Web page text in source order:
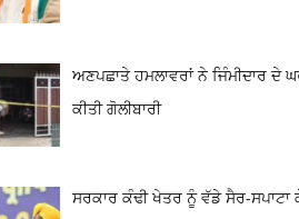
ਅਣਪਛਾਤੇ ਹਮਲਾਵਰਾਂ ਨੇ ਜਿੰਮੀਦਾਰ ਦੇ
ਕੀਤੀ ਗੋਲੀਬਾਰੀ
ਸਰਕਾਰ ਕੰਢੀ ਖੇਤਰ ਨੂੰ ਵੱਡੇ ਸੈਰ-ਸਪਾਟਾ